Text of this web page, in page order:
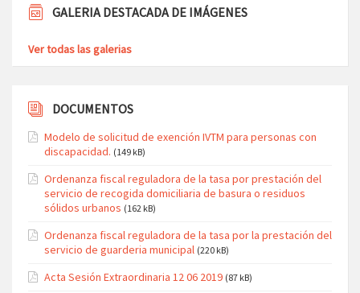
GALERIA DESTACADA DE IMÁGENES
Ver todas las galerias
DOCUMENTOS
Modelo de solicitud de exención IVTM para personas con
discapacidad. (149 kB)
Ordenanza fiscal reguladora de la tasa por prestación del
servicio de recogida domiciliaria de basura o residuos
sólidos urbanos (162 kB)
Ordenanza fiscal reguladora de la tasa por la prestación del
servicio de guarderia municipal (220 kB)
Acta Sesión Extraordinaria 12 06 2019 (87 kB)